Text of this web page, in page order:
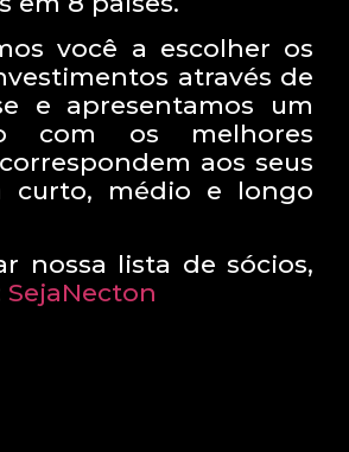
você a escolher os
através de
e apresentamos um
com os melhores
aos seus
curto, médio e longo
nossa lista de sócios,
SejaNecton